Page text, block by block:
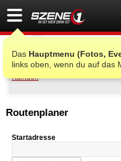
Das Hauptmenu (Fotos,
links oben, wenn du auf das
Routenplaner
Startadresse